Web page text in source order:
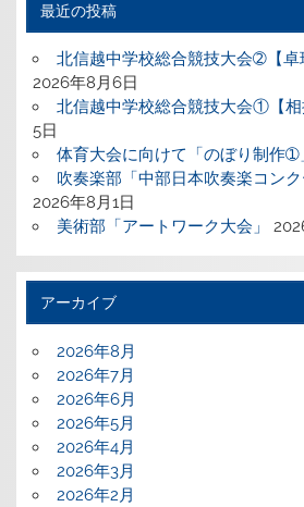
最近の投稿
北信越中学校総合競技大会➁【卓
2026年8月6日
北信越中学校総合競技大会①【相
5日
体育大会に向けて「のぼり制作➀
吹奏楽部「中部日本吹奏楽コンク
2026年8月1日
美術部「アートワーク大会」
アーカイブ
2026年8月
2026年7月
2026年6月
2026年5月
2026年4月
2026年3月
2026年2月